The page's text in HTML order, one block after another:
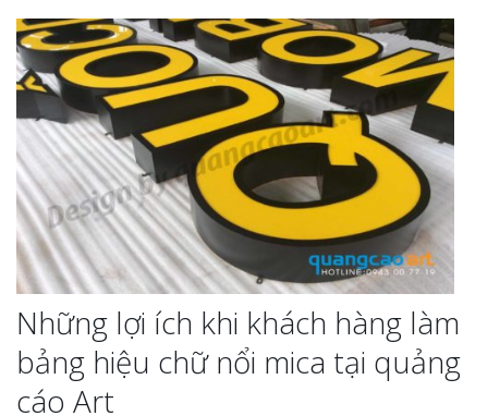
Những lợi ích khi khách hàng làm
bảng hiệu chữ nổi mica tại quảng
cáo Art
Làm Biển
Nam Đàn Uy
Xưởng
Làm Biển
Mỹ Phẩm
Hút Khách
Top 10 Mẫu
Hiệu Shop
Nghệ An Đẹp
Làm Bảng